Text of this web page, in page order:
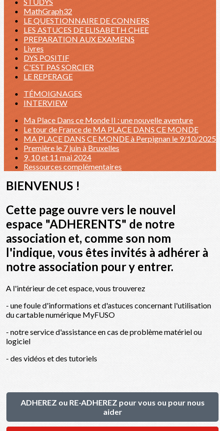
MathGraph32
LE QUESTIONNAIRE DE CONNERS
LES ASTUCES DE ELISABETH CHEE
PREPARATION AUX EXAMENS
Livres
DYS POSITIF
C'EST PAS SORCIER
LE REPERAGE
TÉMOIGNAGES
INTERVIEW
Ma Place Dans ce Monde II : une nouvelle aventure
Le tour de France de MA PLACE DANS CE MONDE
MA PLACE DANS CE MONDE à Perpignan le 9/10/2025
Première le 7 juin à Bruxelles
9, 10 et 11 mai 2024
Ressources complémentaires
BIENVENUS !
Cette page ouvre vers le nouvel
espace "ADHERENTS" de notre
association et, comme son nom
l'indique, vous êtes invités à adhérer à
notre association pour y entrer.
A l'intérieur de cet espace, vous trouverez
- une foule d'informations et d'astuces concernant l'utilisation
du cartable numérique MyFUSO
- notre service d'assistance en cas de problème matériel ou
logiciel
- des vidéos et des tutoriels
ADHEREZ ou RE-ADHEREZ pour vous ou pour nous
aider